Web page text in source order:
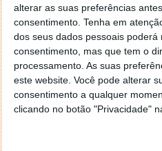
alterar as suas preferências
consentimento. Tenha em
dos seus dados pessoais poderá
consentimento, mas que tem o
processamento. As suas
este website. Você pode alterar
consentimento a qualquer
clicando no botão "Privacidade"
Esta funcionalidade pode
para os profissionais de
profissionais de marketing
por exemplo, podem utilizá-
desempenho global e
crescimento. Os analistas
la para detetar tendências